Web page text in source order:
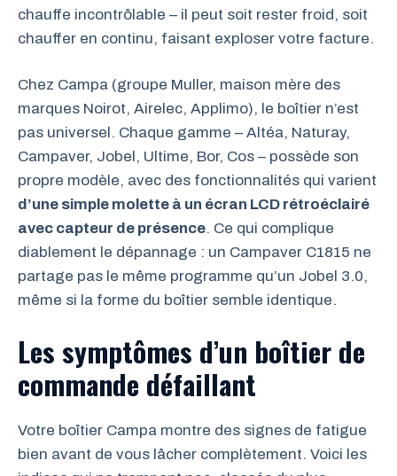
chauffe incontrôlable – il peut soit rester froid, soit
chauffer en continu, faisant exploser votre facture.
Chez Campa (groupe Muller, maison mère des
marques Noirot, Airelec, Applimo), le boîtier n’est
pas universel. Chaque gamme – Altéa, Naturay,
Campaver, Jobel, Ultime, Bor, Cos – possède son
propre modèle, avec des fonctionnalités qui varient
d’une simple molette à un écran LCD rétroéclairé
avec capteur de présence. Ce qui complique
diablement le dépannage : un Campaver C1815 ne
partage pas le même programme qu’un Jobel 3.0,
même si la forme du boîtier semble identique.
Les symptômes d’un boîtier de
commande défaillant
Votre boîtier Campa montre des signes de fatigue
bien avant de vous lâcher complètement. Voici les